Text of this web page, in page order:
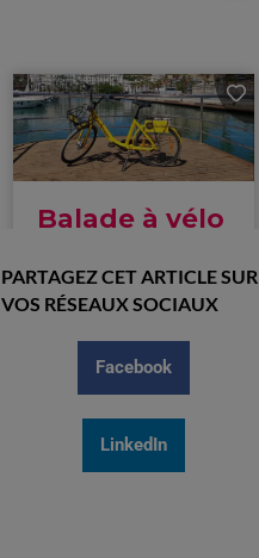
PARTAGEZ CET ARTICLE SUR
VOS RÉSEAUX SOCIAUX
Facebook
LinkedIn